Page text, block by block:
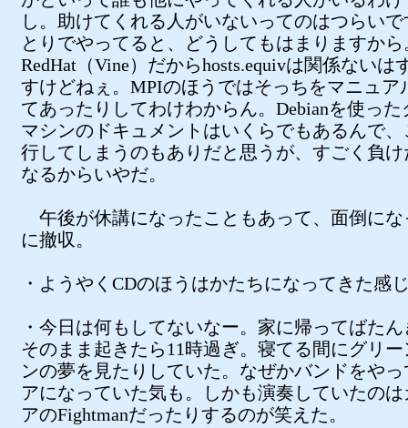
し。助けてくれる人がいないってのはつらい
とりでやってると、どうしてもはまりますから
RedHat（Vine）だからhosts.equivは関係ないは
すけどねぇ。MPIのほうではそっちをマニュア
てあったりしてわけわからん。Debianを使った
マシンのドキュメントはいくらでもあるんで
行してしまうのもありだと思うが、すごく負
なるからいやだ。
午後が休講になったこともあって、面倒にな
に撤収。
・ようやくCDのほうはかたちになってきた感
・今日は何もしてないなー。家に帰ってばた
そのまま起きたら11時過ぎ。寝てる間にグリ
ンの夢を見たりしていた。なぜかバンドをや
アになっていた気も。しかも演奏していたの
アのFightmanだったりするのが笑えた。